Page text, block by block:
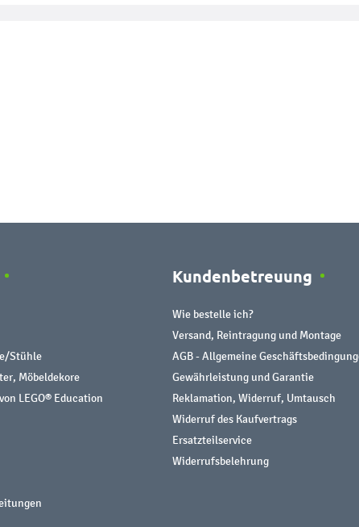
Stühle
Möbeldekore
LEGO® Education
Kundenbetreuung
Wie bestelle ich?
Versand, Reintragung und Montage
AGB - Allgemeine
Gewährleistung und Garantie
Reklamation, Widerruf, Umtausch
Widerruf des Kaufvertrags
Ersatzteilservice
Widerrufsbelehrung